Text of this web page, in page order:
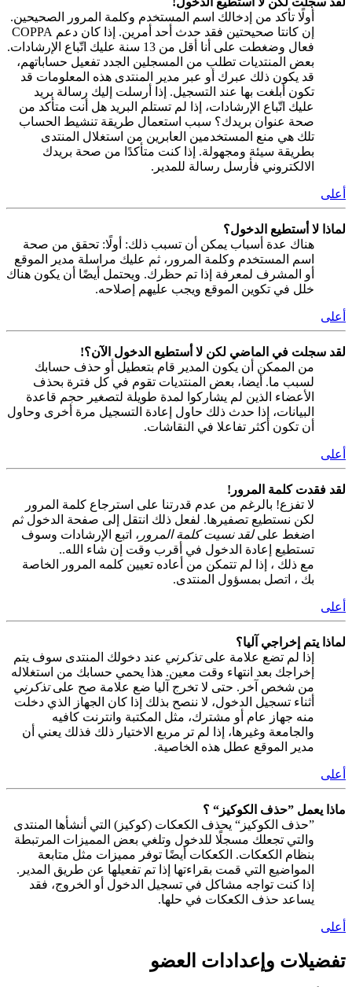
أولًا تأكد من إدخالك اسم المستخدم وكلمة المرور الصحيحين.
إن كانتا صحيحتين فقد حدث أحد أمرين. إذا كان دعم COPPA
فعال وضغطت على أنا أقل من 13 سنة عليك اتّباع الإرشادات.
بعض المنتديات تطلب من المسجلين الجدد تفعيل حساباتهم،
قد يكون ذلك عبرك أو عبر مدير المنتدى هذه المعلومات قد
تكون أبلغت بها عند التسجيل. إذا أرسلت إليك رسالة بريد
عليك اتّباع الإرشادات، إذا لم تستلم البريد هل أنت متأكد من
صحة عنوان بريدك؟ سبب استعمال طريقة تنشيط الحساب
تلك هي منع المستخدمين العابرين من استغلال المنتدى
بطريقة سيئة ومجهولة. إذا كنت متأكدًا من صحة بريدك
الالكتروني فأرسل رسالة للمدير.
أعلى
لماذا لا أستطيع الدخول؟
هناك عدة أسباب يمكن أن تسبب ذلك: أولًا: تحقق من صحة
اسم المستخدم وكلمة المرور، ثم عليك مراسلة مدير الموقع
أو المشرف لمعرفة إذا تم حظرك. ويحتمل أيضًا أن يكون هناك
خلل في تكوين الموقع ويجب عليهم إصلاحه.
أعلى
لقد سجلت في الماضي لكن لا أستطيع الدخول الآن؟!
من الممكن أن يكون المدير قام بتعطيل أو حذف حسابك
لسبب ما. أيضا، بعض المنتديات تقوم في كل فترة بحذف
الأعضاء الذين لم يشاركوا لمدة طويلة لتصغير حجم قاعدة
البيانات، إذا حدث ذلك حاول إعادة التسجيل مرة أخرى وحاول
أن تكون أكثر تفاعلا في النقاشات.
أعلى
لقد فقدت كلمة المرور!
لا تفزع! بالرغم من عدم قدرتنا على استرجاع كلمة المرور
لكن نستطيع تصفيرها. لفعل ذلك انتقل إلى صفحة الدخول ثم
اضغط علىلقد نسيت كلمة المرور ، اتبع الإرشادات وسوف
تستطيع إعادة الدخول في أقرب وقت إن شاء الله..
مع ذلك ، إذا لم تتمكن من أعاده تعيين كلمه المرور الخاصة
بك ، اتصل بمسؤول المنتدى.
أعلى
لماذا يتم إخراجي آليا؟
إذا لم تضع علامة علىتذكرني عند دخولك المنتدى سوف يتم
إخراجك بعد انتهاء وقت معين. هذا يحمي حسابك من استغلاله
من شخص آخر. حتى لا تخرج آليا ضع علامة صح علىتذكرني
أثناء تسجيل الدخول، لا ننصح بذلك إذا كان الجهاز الذي دخلت
منه جهاز عام أو مشترك، مثل المكتبة وانترنت كافيه
والجامعة وغيرها، إذا لم تر مربع الاختيار ذلك فذلك يعني أن
مدير الموقع عطل هذه الخاصية.
أعلى
ماذا يعمل ”حذف الكوكيز“ ؟
”حذف الكوكيز“ يحذف الكعكات (كوكيز) التي أنشأها المنتدى
والتي تجعلك مسجلًا للدخول وتلغي بعض المميزات المرتبطة
بنظام الكعكات. الكعكات أيضًا توفر مميزات مثل متابعة
المواضيع التي قمت بقراءتها إذا تم تفعيلها عن طريق المدير.
إذا كنت تواجه مشاكل في تسجيل الدخول أو الخروج، فقد
يساعد حذف الكعكات في حلها.
أعلى
تفضيلات وإعدادات العضو